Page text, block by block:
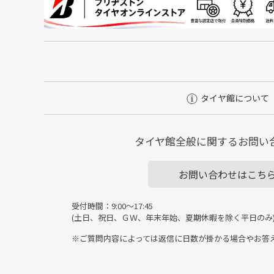
タイヤ館について
タイヤ館全般に関するお問い
お問い合わせはこち
受付時間：9:00～17:45
(土日、祝日、ＧＷ、年末年始、夏期休暇を除く平日の
※ご質問内容によっては返信に日数が掛かる場合やお答